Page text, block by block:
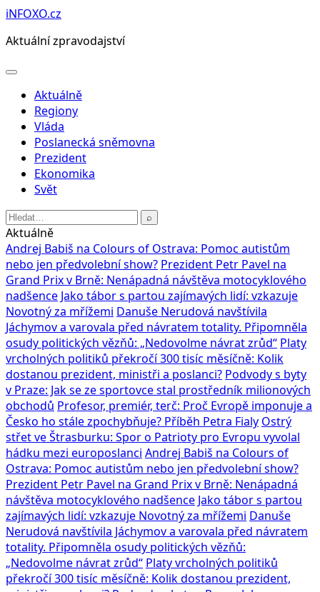
Přeskočit
obsah
iNFOXO.cz
Aktuální zpravodajství
Otevřít
Aktuálně
Regiony
Vláda
Poslanecká sněmovna
Prezident
Ekonomika
Svět
Hledat:
⌕
Aktuálně
Andrej Babiš na Colours of Ostrava: Pomoc autistům
nebo jen předvolební show? Prezident Petr Pavel na
Grand Prix v Brně: Nenápadná návštěva motocyklového
nadšence Jako tábor s partou zajímavých lidí: vzkazuje
Novotný za mřížemi Danuše Nerudová navštívila
Jáchymov a varovala před návratem totality. Připomněla
osudy politických vězňů: „Nedovolme návrat zrůd“ Platy
vrcholných politiků překročí 300 tisíc měsíčně: Kolik
dostanou prezident, ministři a poslanci? Podvody s byty
v Praze: Jak se ze sportovce stal prostředník milionových
obchodů Profesor, premiér, terč: Proč Evropě imponuje a
Česko ho stále zpochybňuje? Příběh Petra Fialy Ostrý
střet ve Štrasburku: Spor o Patrioty pro Evropu vyvolal
hádku mezi europoslanci Andrej Babiš na Colours of
Ostrava: Pomoc autistům nebo jen předvolební show?
Prezident Petr Pavel na Grand Prix v Brně: Nenápadná
návštěva motocyklového nadšence Jako tábor s partou
zajímavých lidí: vzkazuje Novotný za mřížemi Danuše
Nerudová navštívila Jáchymov a varovala před návratem
totality. Připomněla osudy politických vězňů:
„Nedovolme návrat zrůd“ Platy vrcholných politiků
překročí 300 tisíc měsíčně: Kolik dostanou prezident,